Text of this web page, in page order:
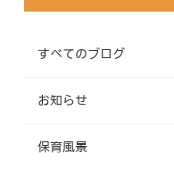
すべてのブログ
お知らせ
保育風景